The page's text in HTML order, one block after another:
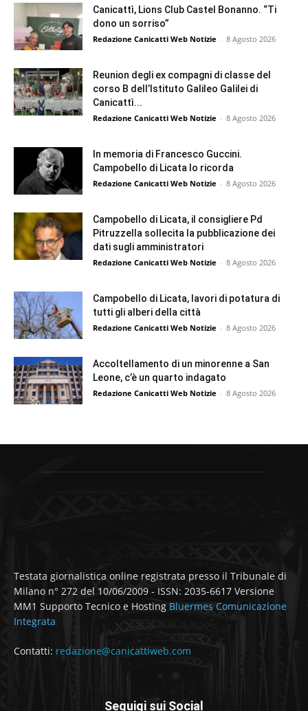
Canicattì, Lions Club Castel Bonanno. “Ti
dono un sorriso”
Redazione Canicatti Web Notizie - 8 Agosto 2026
Reunion degli ex compagni di classe del
corso B dell’Istituto Galileo Galilei di
Canicattì...
Redazione Canicatti Web Notizie - 8 Agosto 2026
In memoria di Francesco Guccini.
Campobello di Licata lo ricorda
Redazione Canicatti Web Notizie - 8 Agosto 2026
Campobello di Licata, il consigliere Pd
Pitruzzella sollecita la pubblicazione dei
dati sugli amministratori
Redazione Canicatti Web Notizie - 8 Agosto 2026
Campobello di Licata, lavori di potatura di
tutti gli alberi della città
Redazione Canicatti Web Notizie - 8 Agosto 2026
Accoltellamento di un minorenne a San
Leone, c’è un quarto indagato
Redazione Canicatti Web Notizie - 8 Agosto 2026
Testata giornalistica online registrata presso il Tribunale di
Milano n° 272 del 10/06/2009 - ISSN: 2035-6617 Versione
MM1 Supporto Tecnico e Hosting Bluermes Comunicazione
Integrata
Contatti: redazione@canicattiweb.com
Seguigi sui Social